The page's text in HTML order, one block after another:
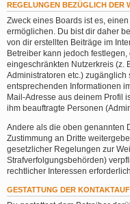
REGELUNGEN BEZÜGLICH DER
Zweck eines Boards ist es,
ermöglichen. Du bist dir daher
von dir erstellten Beiträge im
Betreiber kann jedoch
eingeschränkten Nutzerkreis (z.
Administratoren etc.) zugänglich
entsprechenden Informationen
Mail-Adresse aus deinem Profil
ihm beauftragte Personen
Andere als die oben genannten
Zustimmung an Dritte
gesetzlicher Regelungen zur
Strafverfolgungsbehörden)
rechtlicher Interessen
GESTATTUNG DER